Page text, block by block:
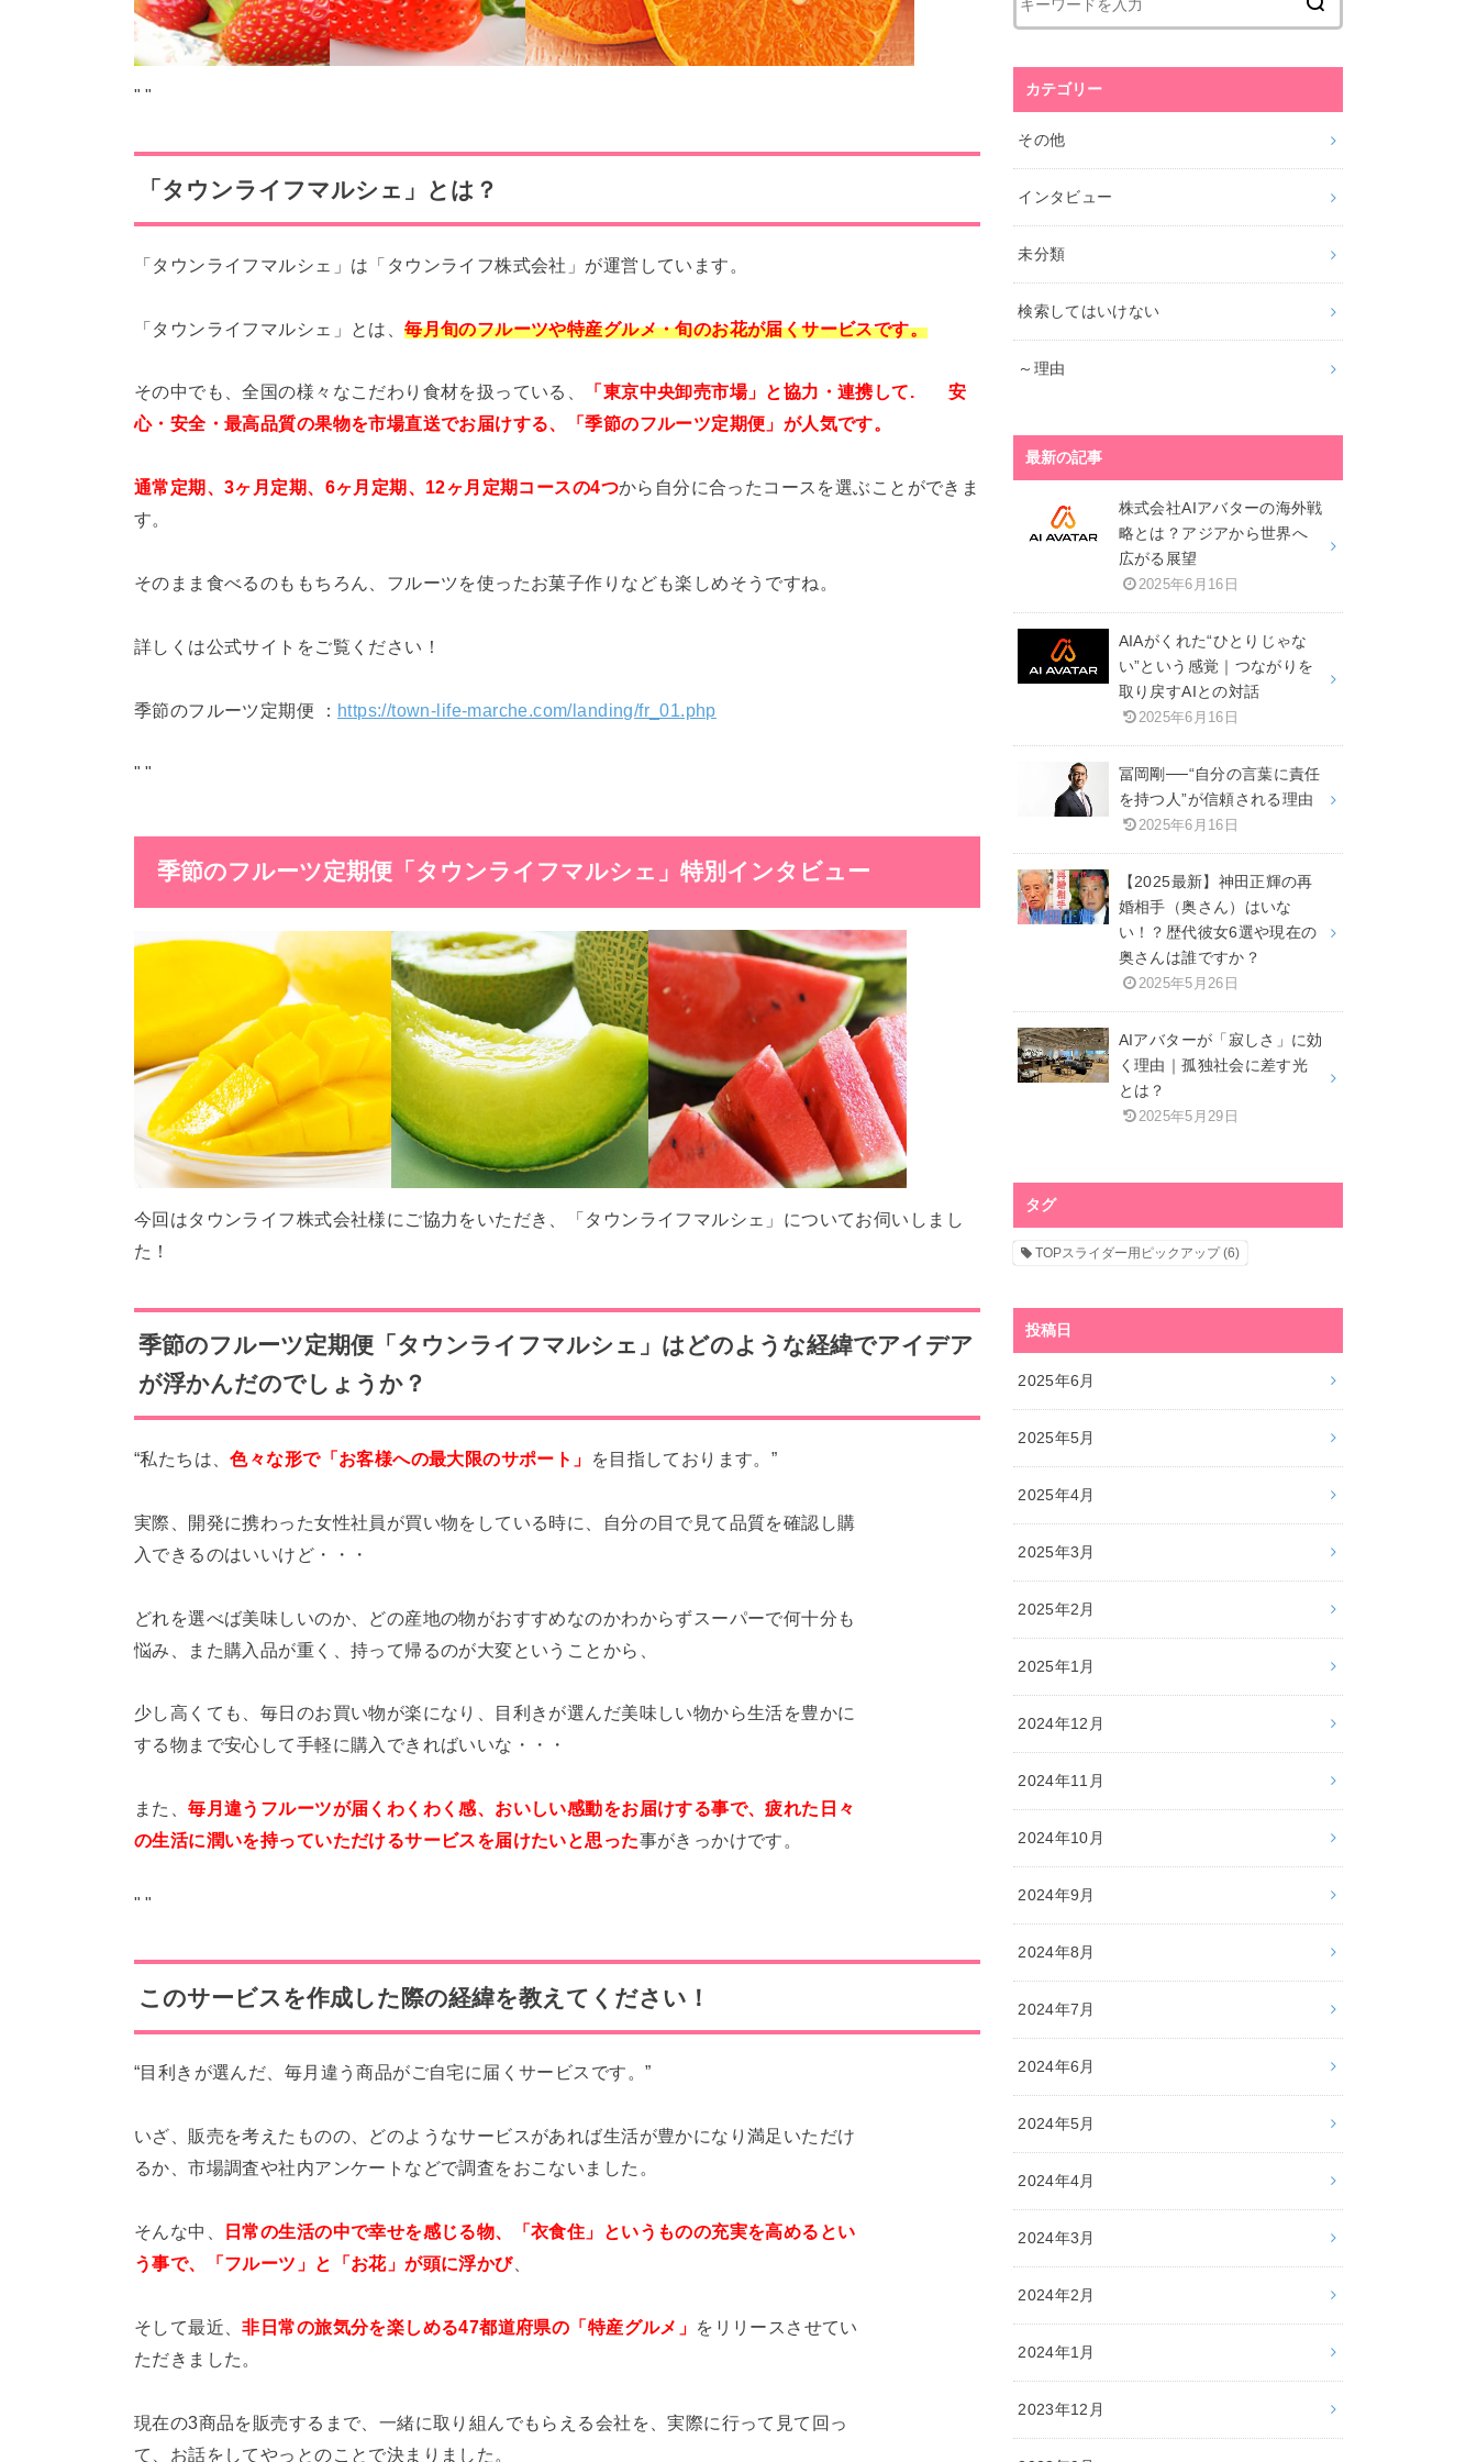
" "
「タウンライフマルシェ」とは？
「タウンライフマルシェ」は「タウンライフ株式会社」が運営しています。
「タウンライフマルシェ」とは、毎月旬のフルーツや特産グルメ・旬のお花が届くサービスです。
その中でも、全国の様々なこだわり食材を扱っている、 「東京中央卸売市場」と協力・連携して.安
心・安全・最高品質の果物を市場直送でお届けする、「季節のフルーツ定期便」が人気です。
通常定期、3ヶ月定期、6ヶ月定期、12ヶ月定期コースの4つから自分に合ったコースを選ぶことができま
す。
そのまま食べるのももちろん、フルーツを使ったお菓子作りなども楽しめそうですね。
詳しくは公式サイトをご覧ください！
季節のフルーツ定期便 ： https://town-life-marche.com/landing/fr_01.php
" "
季節のフルーツ定期便「タウンライフマルシェ」特別インタビュー
今回はタウンライフ株式会社様にご協力をいただき、「タウンライフマルシェ」についてお伺いしまし
た！
季節のフルーツ定期便「タウンライフマルシェ」はどのような経緯でアイデア
が浮かんだのでしょうか？
“私たちは、色々な形で「お客様への最大限のサポート」 を目指しております。”
実際、開発に携わった女性社員が買い物をしている時に、自分の目で見て品質を確認し購
入できるのはいいけど・・・
どれを選べば美味しいのか、どの産地の物がおすすめなのかわからずスーパーで何十分も
悩み、また購入品が重く、持って帰るのが大変ということから、
少し高くても、毎日のお買い物が楽になり、目利きが選んだ美味しい物から生活を豊かに
する物まで安心して手軽に購入できればいいな・・・
また、毎月違うフルーツが届くわくわく感、おいしい感動をお届けする事で、疲れた日々
の生活に潤いを持っていただけるサービスを届けたいと思った事がきっかけです。
" "
このサービスを作成した際の経緯を教えてください！
“目利きが選んだ、毎月違う商品がご自宅に届くサービスです。”
いざ、販売を考えたものの、どのようなサービスがあれば生活が豊かになり満足いただけ
るか、市場調査や社内アンケートなどで調査をおこないました。
そんな中、
日常の生活の中で幸せを感じる物、「衣食住」というものの充実を高めるとい
う事で、「フルーツ」と「お花」が頭に浮かび、
そして最近、非日常の旅気分を楽しめる47都道府県の「特産グルメ」 をリリースさせてい
ただきました。
現在の3商品を販売するまで、一緒に取り組んでもらえる会社を、実際に行って見て回っ
て、お話をしてやっとのことで決まりました。
カテゴリー
その他
インタビュー
未分類
検索してはいけない
～理由
最新の記事
株式会社AIアバターの海外戦
略とは？アジアから世界へ
広がる展望
2025年6月16日
AIAがくれた“ひとりじゃな
い”という感覚｜つながりを
取り戻すAIとの対話
2025年6月16日
冨岡剛──“自分の言葉に責任
を持つ人”が信頼される理由
2025年6月16日
【2025最新】神田正輝の再
婚相手（奥さん）はいな
い！？歴代彼女6選や現在の
奥さんは誰ですか？
2025年5月26日
AIアバターが「寂しさ」に効
く理由｜孤独社会に差す光
とは？
2025年5月29日
タグ
TOPスライダー用ピックアップ(6)
投稿日
2025年6月
2025年5月
2025年4月
2025年3月
2025年2月
2025年1月
2024年12月
2024年11月
2024年10月
2024年9月
2024年8月
2024年7月
2024年6月
2024年5月
2024年4月
2024年3月
2024年2月
2024年1月
2023年12月